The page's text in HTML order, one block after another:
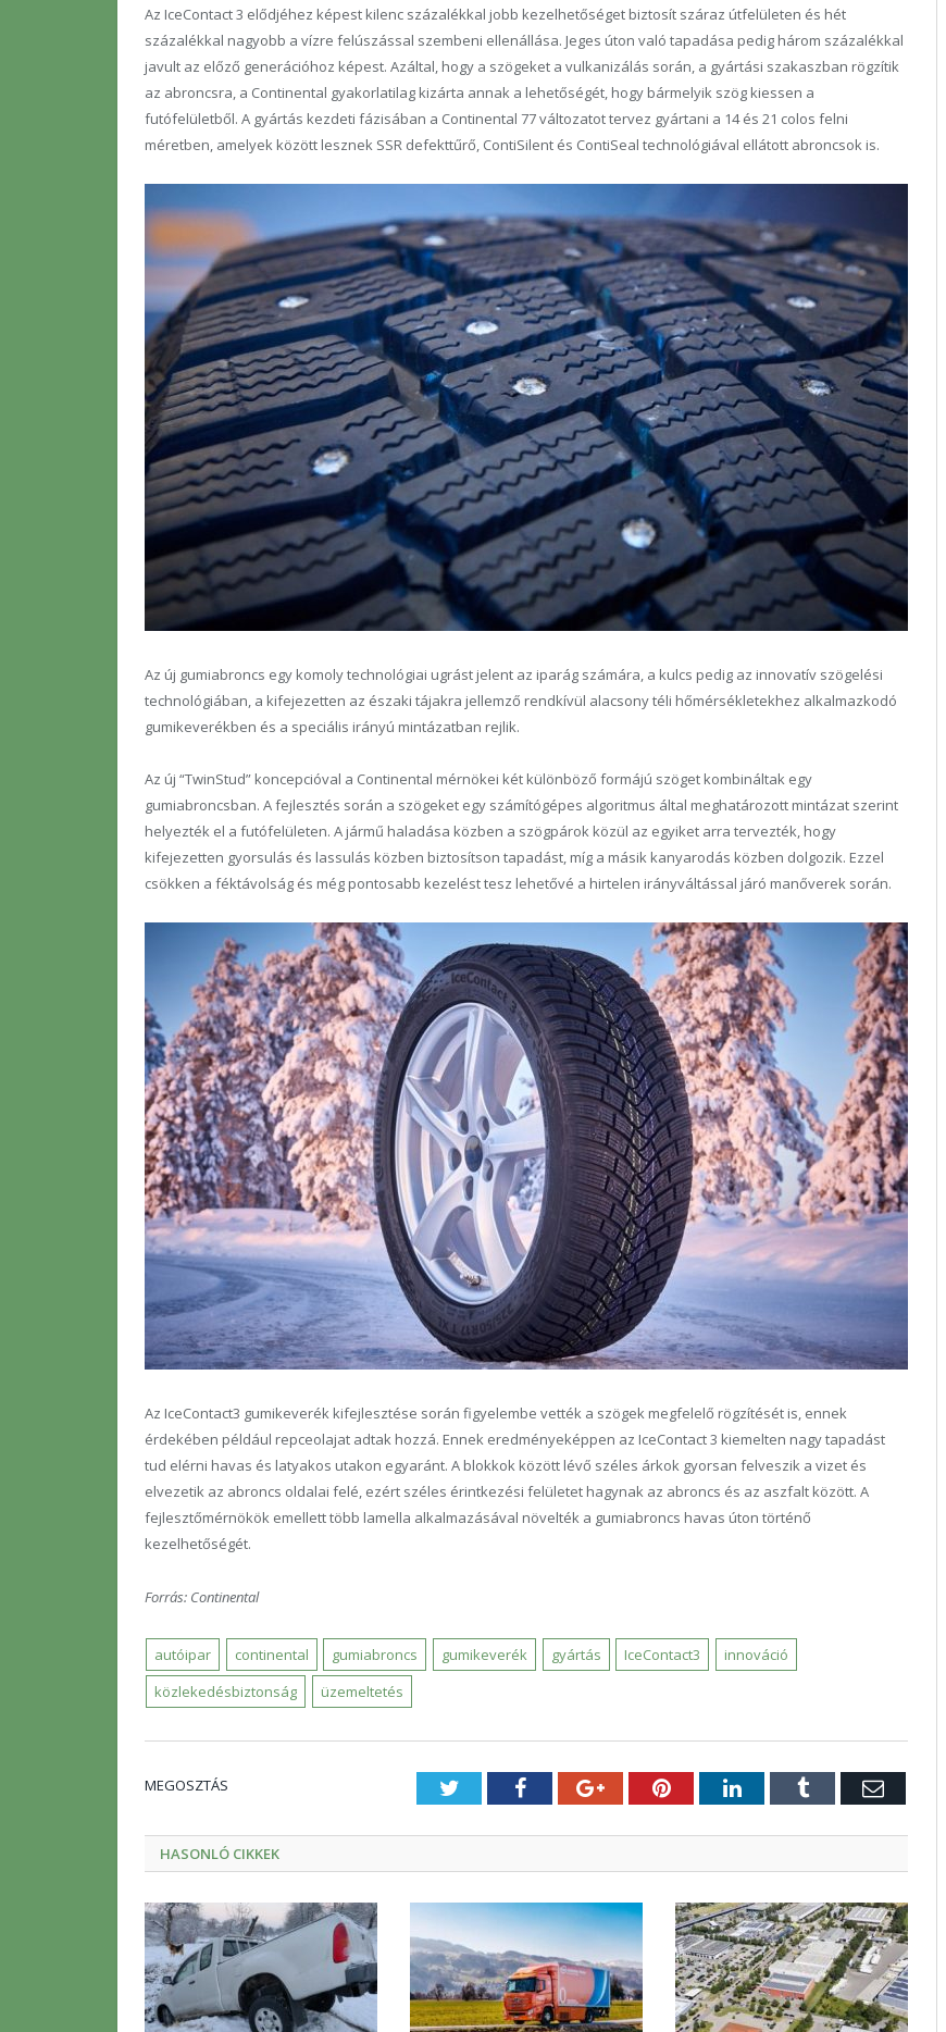
Az IceContact 3 elődjéhez képest kilenc százalékkal jobb kezelhetőséget biztosít száraz útfelületen és hét
százalékkal nagyobb a vízre felúszással szembeni ellenállása. Jeges úton való tapadása pedig három százalékkal
javult az előző generációhoz képest. Azáltal, hogy a szögeket a vulkanizálás során, a gyártási szakaszban rögzítik
az abroncsra, a Continental gyakorlatilag kizárta annak a lehetőségét, hogy bármelyik szög kiessen a
futófelületből. A gyártás kezdeti fázisában a Continental 77 változatot tervez gyártani a 14 és 21 colos felni
méretben, amelyek között lesznek SSR defekttűrő, ContiSilent és ContiSeal technológiával ellátott abroncsok is.
Az új gumiabroncs egy komoly technológiai ugrást jelent az iparág számára, a kulcs pedig az innovatív szögelési
technológiában, a kifejezetten az északi tájakra jellemző rendkívül alacsony téli hőmérsékletekhez alkalmazkodó
gumikeverékben és a speciális irányú mintázatban rejlik.
Az új “TwinStud” koncepcióval a Continental mérnökei két különböző formájú szöget kombináltak egy
gumiabroncsban. A fejlesztés során a szögeket egy számítógépes algoritmus által meghatározott mintázat szerint
helyezték el a futófelületen. A jármű haladása közben a szögpárok közül az egyiket arra tervezték, hogy
kifejezetten gyorsulás és lassulás közben biztosítson tapadást, míg a másik kanyarodás közben dolgozik. Ezzel
csökken a féktávolság és még pontosabb kezelést tesz lehetővé a hirtelen irányváltással járó manőverek során.
Az IceContact3 gumikeverék kifejlesztése során figyelembe vették a szögek megfelelő rögzítését is, ennek
érdekében például repceolajat adtak hozzá. Ennek eredményeképpen az IceContact 3 kiemelten nagy tapadást
tud elérni havas és latyakos utakon egyaránt. A blokkok között lévő széles árkok gyorsan felveszik a vizet és
elvezetik az abroncs oldalai felé, ezért széles érintkezési felületet hagynak az abroncs és az aszfalt között. A
fejlesztőmérnökök emellett több lamella alkalmazásával növelték a gumiabroncs havas úton történő
kezelhetőségét.
Forrás: Continental
autóipar continental gumiabroncs gumikeverék gyártás IceContact3
innováció
közlekedésbiztonság
üzemeltetés
MEGOSZTÁS TwitterFacebookGoogle+PinterestLinkedInTumblr E-
HASONLÓ CIKKEK